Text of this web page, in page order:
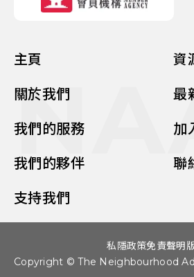
主頁
關於我們
我們的服務
我們的夥伴
支持我們
資
最
加
聯
Copyright © The Neighbourhood
私隱政策免責聲明